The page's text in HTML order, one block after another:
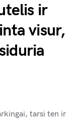
ir
visur,
tarsi ten ir